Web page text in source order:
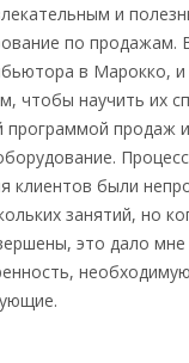
и
по
в Марокко,
чтобы научить их
программой продаж
клиентов были
занятий, но
это дало мне